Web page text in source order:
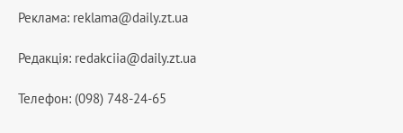
Реклама: reklama@daily.zt.ua
Редакція: redakciia@daily.zt.ua
Телефон: (098) 748-24-65